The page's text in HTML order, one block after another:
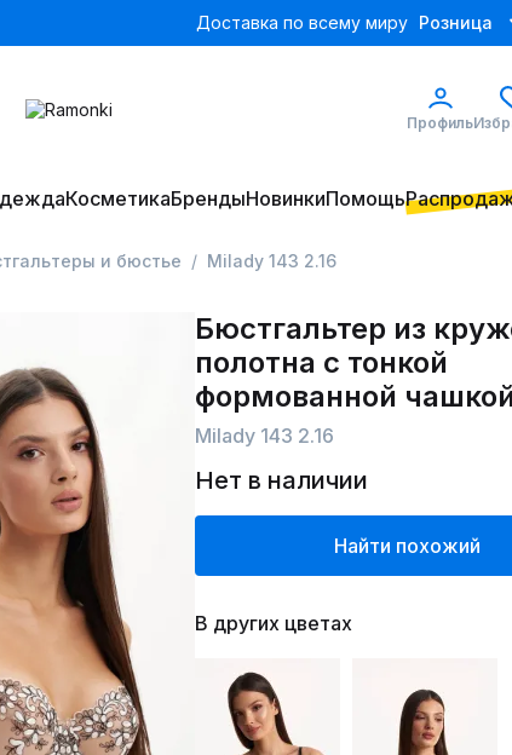
Доставка по всему миру Розница
Профиль
КосметикаБрендыНовинкиПомощь
и бюстье Milady 143 2.16
Бюстгальтер из
полотна с тонкой
формованной чашкой
Milady 143 2.16
Нет в наличии
Найти похожий
В других цветах